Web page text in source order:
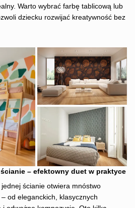
Warto wybrać farbę tablicową lub
dziecku rozwijać kreatywność bez
– efektowny duet w praktyce
ścianie otwiera mnóstwo
od eleganckich, klasycznych